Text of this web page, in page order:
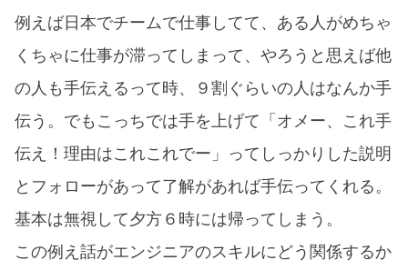
例えば日本でチームで仕事してて、ある人がめちゃ
くちゃに仕事が滞ってしまって、やろうと思えば他
の人も手伝えるって時、９割ぐらいの人はなんか手
伝う。でもこっちでは手を上げて「オメー、これ手
伝え！理由はこれこれでー」ってしっかりした説明
とフォローがあって了解があれば手伝ってくれる。
基本は無視して夕方６時には帰ってしまう。
この例え話がエンジニアのスキルにどう関係するか